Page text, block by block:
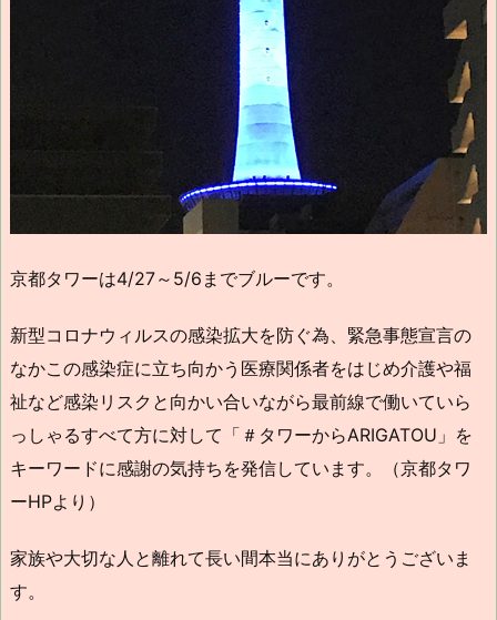
京都タワーは4/27～5/6までブルーです。
新型コロナウィルスの感染拡大を防ぐ為、緊急事態宣言の
なかこの感染症に立ち向かう医療関係者をはじめ介護や福
祉など感染リスクと向かい合いながら最前線で働いていら
っしゃるすべて方に対して「＃タワーからARIGATOU」を
キーワードに感謝の気持ちを発信しています。（京都タワ
ーHPより）
家族や大切な人と離れて長い間本当にありがとうございま
す。